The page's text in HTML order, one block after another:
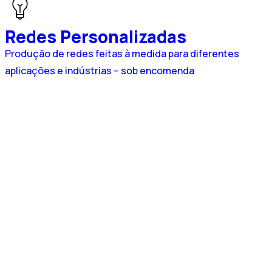
Redes Personalizadas
Produção de redes feitas à medida para diferentes
aplicações e indústrias – sob encomenda